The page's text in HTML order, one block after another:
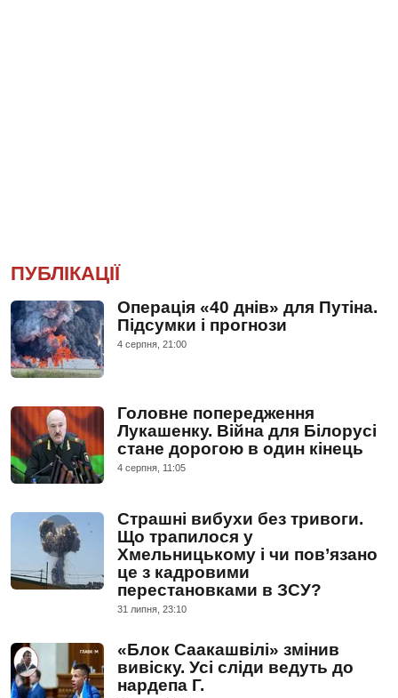
ПУБЛІКАЦІЇ
Операція «40 днів» для Путіна.
Підсумки і прогнози
4 серпня, 21:00
Головне попередження
Лукашенку. Війна для Білорусі
стане дорогою в один кінець
4 серпня, 11:05
Страшні вибухи без тривоги.
Що трапилося у
Хмельницькому і чи пов’язано
це з кадровими
перестановками в ЗСУ?
31 липня, 23:10
«Блок Саакашвілі» змінив
вивіску. Усі сліди ведуть до
нардепа Г.